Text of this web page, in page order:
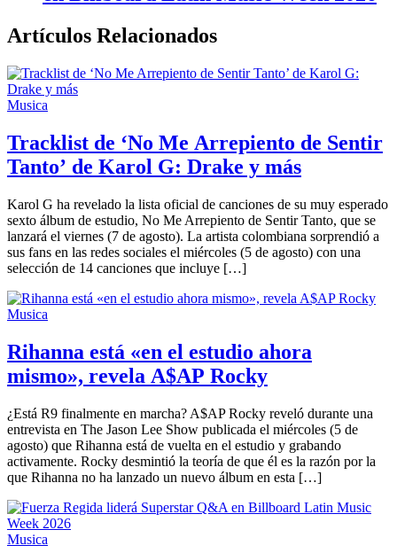
Artículos Relacionados
Musica
Tracklist de ‘No Me Arrepiento de Sentir
Tanto’ de Karol G: Drake y más
Karol G ha revelado la lista oficial de canciones de su muy esperado
sexto álbum de estudio, No Me Arrepiento de Sentir Tanto, que se
lanzará el viernes (7 de agosto). La artista colombiana sorprendió a
sus fans en las redes sociales el miércoles (5 de agosto) con una
selección de 14 canciones que incluye […]
Musica
Rihanna está «en el estudio ahora
mismo», revela A$AP Rocky
¿Está R9 finalmente en marcha? A$AP Rocky reveló durante una
entrevista en The Jason Lee Show publicada el miércoles (5 de
agosto) que Rihanna está de vuelta en el estudio y grabando
activamente. Rocky desmintió la teoría de que él es la razón por la
que Rihanna no ha lanzado un nuevo álbum en esta […]
Musica